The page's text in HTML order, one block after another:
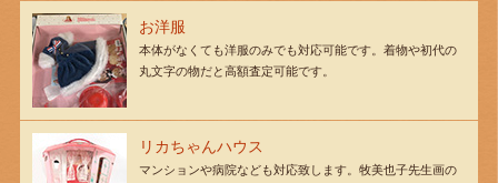
お洋服
本体がなくても洋服のみでも対応可能です。着物や初代の
丸文字の物だと高額査定可能です。
リカちゃんハウス
マンションや病院なども対応致します。牧美也子先生画の